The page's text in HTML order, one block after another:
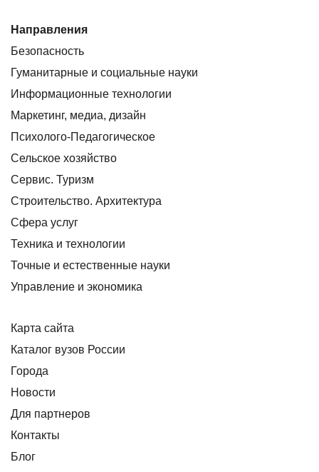
Направления
Безопасность
Гуманитарные и социальные науки
Информационные технологии
Маркетинг, медиа, дизайн
Психолого-Педагогическое
Сельское хозяйство
Сервис. Туризм
Строительство. Архитектура
Сфера услуг
Техника и технологии
Точные и естественные науки
Управление и экономика
Карта сайта
Каталог вузов России
Города
Новости
Для партнеров
Контакты
Блог